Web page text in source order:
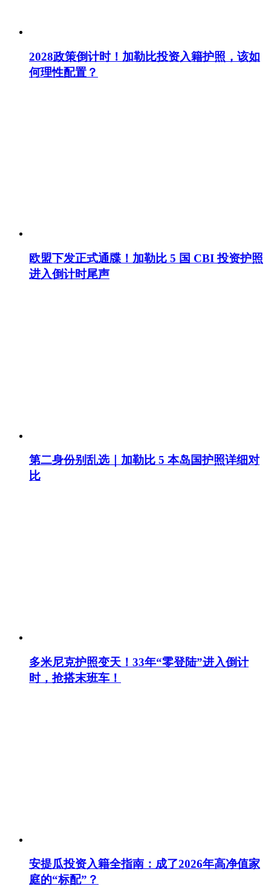
2028政策倒计时！加勒比投资入籍护照，该如
何理性配置？
欧盟下发正式通牒！加勒比 5 国 CBI 投资护照
进入倒计时尾声
第二身份别乱选｜加勒比 5 本岛国护照详细对
比
多米尼克护照变天！33年“零登陆”进入倒计
时，抢搭末班车！
安提瓜投资入籍全指南：成了2026年高净值家
庭的“标配”？